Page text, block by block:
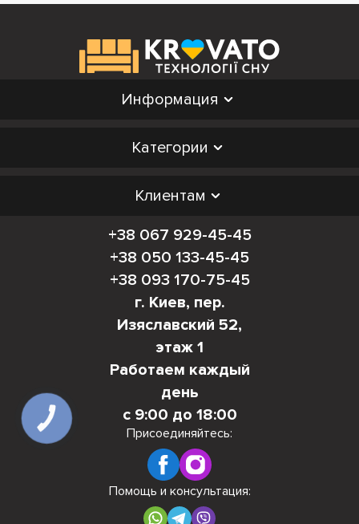
Информация
Категории
Клиентам
+38 067 929-45-45
+38 050 133-45-45
+38 093 170-75-45
г. Киев, пер.
Изяславский 52,
этаж 1
Работаем каждый
день
с 9:00 до 18:00
Присоединяйтесь:
Помощь и консультация:
КНОПКА
СВЯЗИ